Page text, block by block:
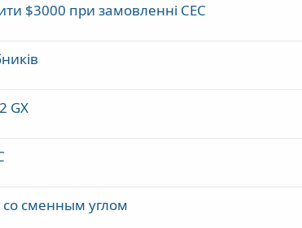
$3000 при замовленні СЕС
GX
сменным углом